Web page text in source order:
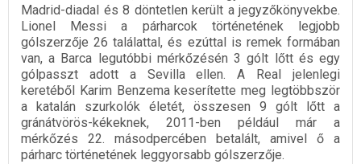
Madrid-diadal és 8 döntetlen került a jegyzőkönyvekbe.
Lionel Messi a párharcok történetének legjobb
gólszerzője 26 találattal, és ezúttal is remek formában
van, a Barca legutóbbi mérkőzésén 3 gólt lőtt és egy
gólpasszt adott a Sevilla ellen. A Real jelenlegi
keretéből Karim Benzema keserítette meg legtöbbször
a katalán szurkolók életét, összesen 9 gólt lőtt a
gránátvörös-kékeknek, 2011-ben például már a
mérkőzés 22. másodpercében betalált, amivel ő a
párharc történetének leggyorsabb gólszerzője.